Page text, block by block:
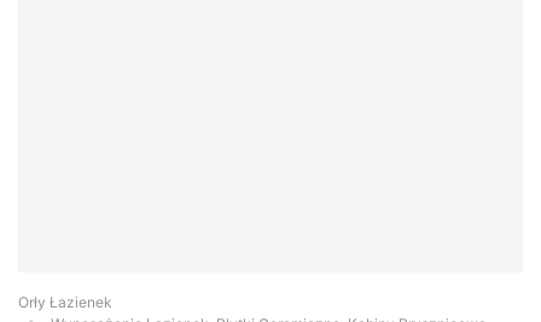
Orły Łazienek